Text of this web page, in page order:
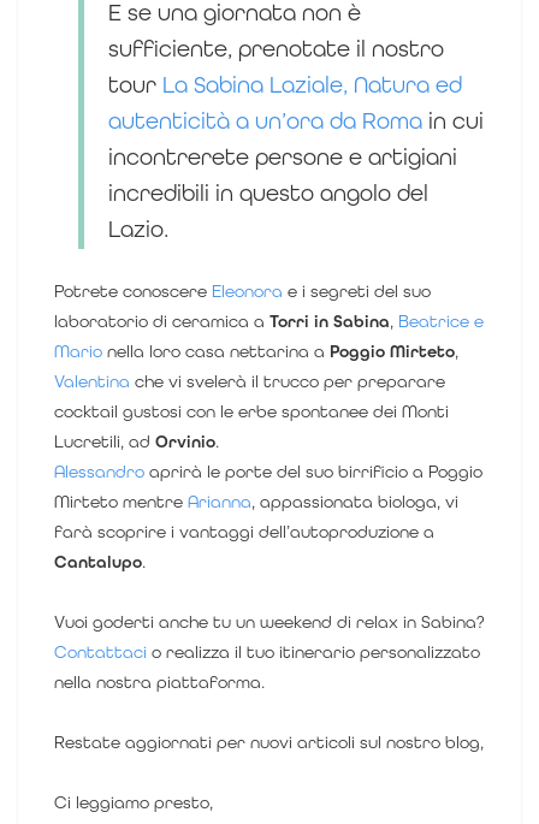
E se una giornata non è
sufficiente, prenotate il nostro
tour La Sabina Laziale, Natura ed
autenticità a un’ora da Roma in cui
incontrerete persone e artigiani
incredibili in questo angolo del
Lazio.
Potrete conoscere Eleonora e i segreti del suo
laboratorio di ceramica a Torri in Sabina, Beatrice e
Mario nella loro casa nettarina a Poggio Mirteto,
Valentina che vi svelerà il trucco per preparare
cocktail gustosi con le erbe spontanee dei Monti
Lucretili, ad Orvinio.
Alessandro aprirà le porte del suo birrificio a Poggio
Mirteto mentre Arianna, appassionata biologa, vi
farà scoprire i vantaggi dell’autoproduzione a
Cantalupo.
Vuoi goderti anche tu un weekend di relax in Sabina?
Contattaci o realizza il tuo itinerario personalizzato
nella nostra piattaforma.
Restate aggiornati per nuovi articoli sul nostro blog,
Ci leggiamo presto,